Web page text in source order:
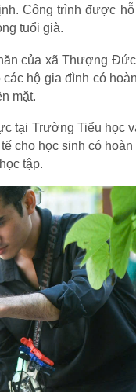
Công trình được
tuổi già.
của xã Thượng
hộ gia đình có
mặt.
tại Trường Tiểu học
cho học sinh có
tập.